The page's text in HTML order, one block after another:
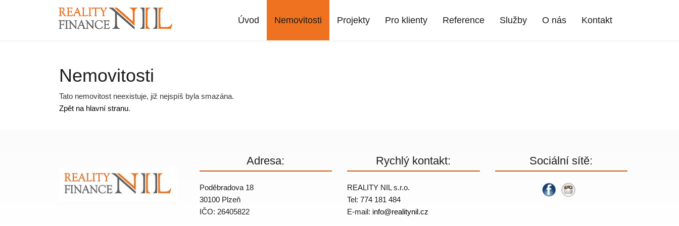
Úvod Nemovitosti Projekty Pro klienty Reference Služby O nás Kontakt
Nemovitosti
Tato nemovitost neexistuje, již nejspíš byla smazána.
Zpět na hlavní stranu.
Adresa:
Poděbradova 18
30100 Plzeň
IČO: 26405822
Rychlý kontakt:
REALITY NIL s.r.o.
Tel: 774 181 484
E-mail: info@realitynil.cz
Sociální sítě: